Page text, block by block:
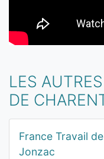
LES
DE
France Travail de
Jonzac